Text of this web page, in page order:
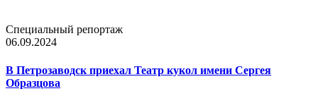
Специальный репортаж
06.09.2024
В Петрозаводск приехал Театр кукол имени Сергея
Образцова